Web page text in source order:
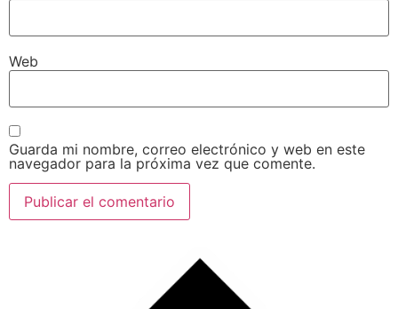
Web
Guarda mi nombre, correo electrónico y web en este
navegador para la próxima vez que comente.